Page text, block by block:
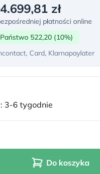
4.699,81 zł
płatności online
522,20 (10%)
Card, Klarnapaylater
3-6 tygodnie
Do koszyka